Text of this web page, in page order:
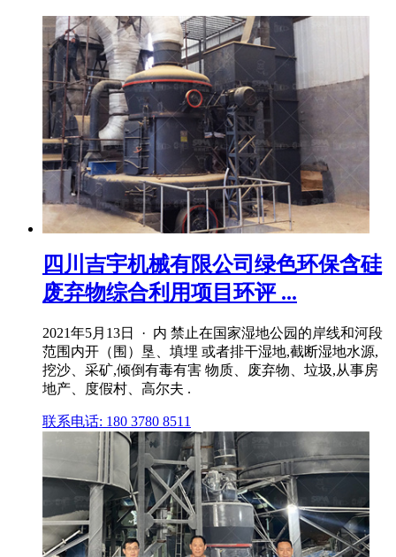
四川吉宇机械有限公司绿色环保含硅
废弃物综合利用项目环评 ...
2021年5月13日 · 内 禁止在国家湿地公园的岸线和河段
范围内开（围）垦、填埋 或者排干湿地,截断湿地水源,
挖沙、采矿,倾倒有毒有害 物质、废弃物、垃圾,从事房
地产、度假村、高尔夫 .
联系电话: 180 3780 8511